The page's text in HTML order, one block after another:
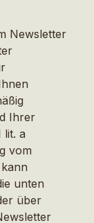
Newsletter
Ihrer
lit. a
vom
unten
über